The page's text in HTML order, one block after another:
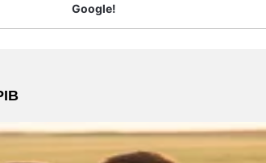
Google!